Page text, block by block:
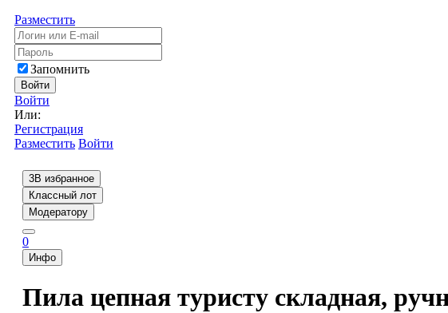
Разместить
Запомнить
Войти
Войти
Или:
Регистрация
Разместить Войти
3В избранное
Классный лот
Модератору
0
Инфо
Пила цепная туристу складная,